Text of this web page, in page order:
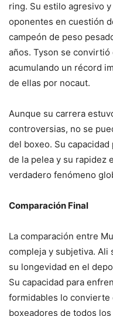
ring. Su estilo agresivo
oponentes en cuestión
campeón de peso
años. Tyson se convirtió
acumulando un récord
de ellas por nocaut.
Aunque su carrera
controversias, no se
del boxeo. Su
de la pelea y su rapidez
verdadero fenómeno
Comparación Final
La comparación entre
compleja y subjetiva. Ali
su longevidad en el
Su capacidad para
formidables lo convierte
boxeadores de todos